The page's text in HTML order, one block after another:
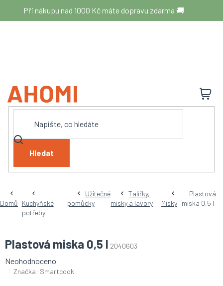
obsah
Při nákupu nad 1000 Kč máte dopravu zdarma 🚚
Hledat
Domů Kuchyňské
potřeby
Užitečné
pomůcky
Talířky,
misky a lavory
Misky
Plastová
miska 0,5 l
Plastová miska 0,5 l 2040603
Průměrné
hodnocení
Neohodnoceno
Značka: Smartcook